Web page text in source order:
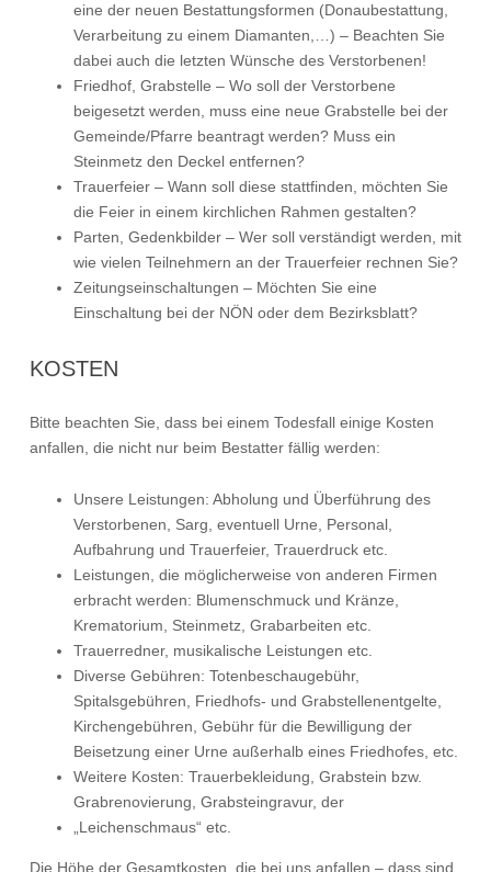
eine der neuen Bestattungsformen (Donaubestattung,
Verarbeitung zu einem Diamanten,…) – Beachten Sie
dabei auch die letzten Wünsche des Verstorbenen!
Friedhof, Grabstelle – Wo soll der Verstorbene
beigesetzt werden, muss eine neue Grabstelle bei der
Gemeinde/Pfarre beantragt werden? Muss ein
Steinmetz den Deckel entfernen?
Trauerfeier – Wann soll diese stattfinden, möchten Sie
die Feier in einem kirchlichen Rahmen gestalten?
Parten, Gedenkbilder – Wer soll verständigt werden, mit
wie vielen Teilnehmern an der Trauerfeier rechnen Sie?
Zeitungseinschaltungen – Möchten Sie eine
Einschaltung bei der NÖN oder dem Bezirksblatt?
KOSTEN
Bitte beachten Sie, dass bei einem Todesfall einige Kosten
anfallen, die nicht nur beim Bestatter fällig werden:
Unsere Leistungen: Abholung und Überführung des
Verstorbenen, Sarg, eventuell Urne, Personal,
Aufbahrung und Trauerfeier, Trauerdruck etc.
Leistungen, die möglicherweise von anderen Firmen
erbracht werden: Blumenschmuck und Kränze,
Krematorium, Steinmetz, Grabarbeiten etc.
Trauerredner, musikalische Leistungen etc.
Diverse Gebühren: Totenbeschaugebühr,
Spitalsgebühren, Friedhofs- und Grabstellenentgelte,
Kirchengebühren, Gebühr für die Bewilligung der
Beisetzung einer Urne außerhalb eines Friedhofes, etc.
Weitere Kosten: Trauerbekleidung, Grabstein bzw.
Grabrenovierung, Grabsteingravur, der
„Leichenschmaus“ etc.
Die Höhe der Gesamtkosten, die bei uns anfallen – dass sind